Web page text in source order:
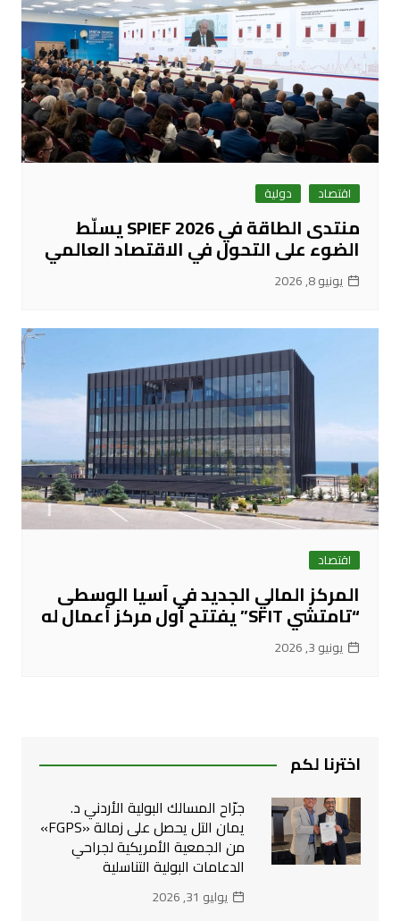
اقتصاد دولية
منتدى الطاقة في SPIEF 2026 يسلّط
الضوء على التحول في الاقتصاد العالمي
يونيو 8, 2026
اقتصاد
المركز المالي الجديد في آسيا الوسطى
“تامتشي SFIT” يفتتح أول مركز أعمال له
يونيو 3, 2026
اخترنا لكم
جرّاح المسالك البولية الأردني د.
يمان التل يحصل على زمالة «FGPS»
من الجمعية الأمريكية لجراحي
الدعامات البولية التناسلية
يوليو 31, 2026